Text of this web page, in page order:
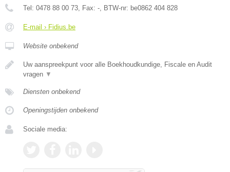
Tel: 0478 88 00 73, Fax: -, BTW-nr: be0862 404 828
E-mail › Fidius.be
Website onbekend
Uw aanspreekpunt voor alle Boekhoudkundige, Fiscale en Audit
vragen ▼
Diensten onbekend
Openingstijden onbekend
Sociale media: